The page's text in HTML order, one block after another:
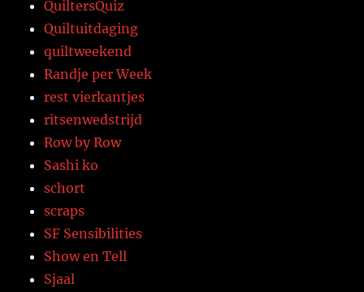
QuiltersQuiz
Quiltuitdaging
quiltweekend
Randje per Week
rest vierkantjes
ritsenwedstrijd
Row by Row
Sashi ko
schort
scraps
SF Sensibilities
Show en Tell
Sjaal